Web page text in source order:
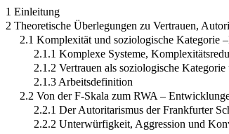
1 Einleitung
2 Theoretische Überlegungen zu Vertrauen,
2.1 Komplexität und soziologische Kategorie
2.1.1 Komplexe Systeme,
2.1.2 Vertrauen als soziologische
2.1.3 Arbeitsdefinition
2.2 Von der F-Skala zum RWA –
2.2.1 Der Autoritarismus der Frankfurter
2.2.2 Unterwürfigkeit, Aggression und